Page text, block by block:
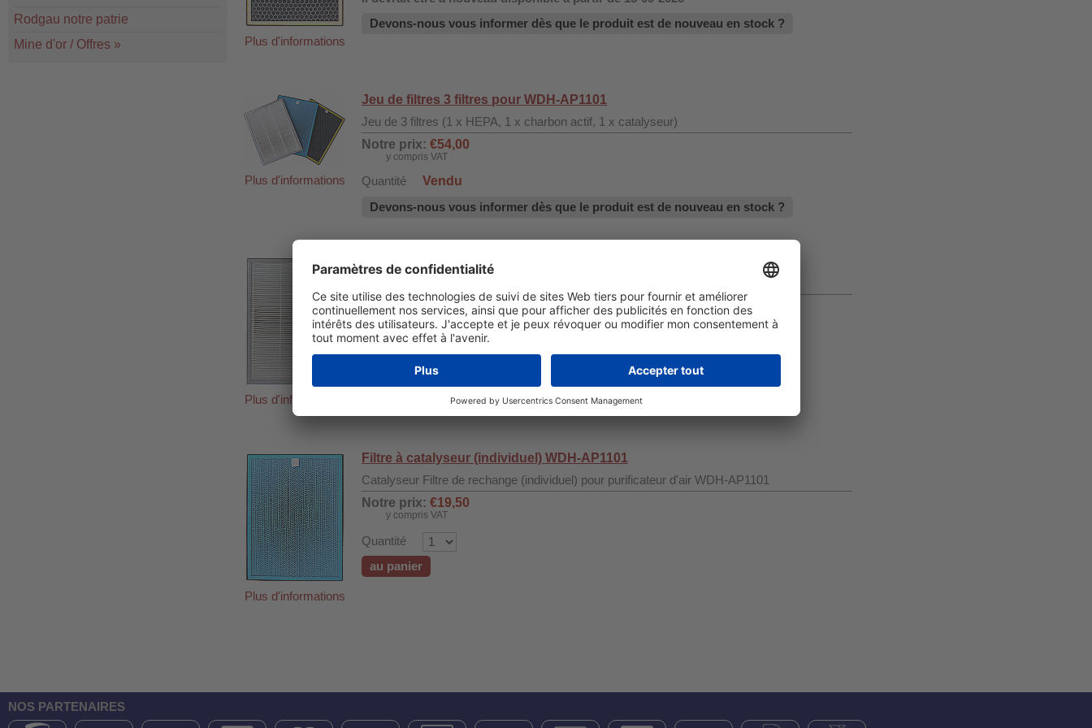
Plus d'informations
Devons-nous vous informer dès que le produit est de nouveau en stock ?
Plus d'informations
Jeu de filtres 3 filtres pour WDH-AP1101
Jeu de 3 filtres (1 x HEPA, 1 x charbon actif, 1 x catalyseur)
Notre prix: €54,00
y compris VAT
Quantité Vendu
Devons-nous vous informer dès que le produit est de nouveau en stock ?
Plus d'informations
Filtre HEPA (individuel) WDH-AP1101
Notre prix: €19,50
y compris VAT
Quantité
au panier
Plus d'informations
Filtre à catalyseur (individuel) WDH-AP1101
Catalyseur Filtre de rechange (individuel) pour purificateur d'air WDH-AP1101
Notre prix: €19,50
y compris VAT
Quantité
au panier
Rodgau notre patrie
Mine d'or / Offres »
NOS PARTENAIRES